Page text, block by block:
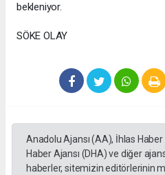
bekleniyor.
SÖKE OLAY
Anadolu Ajansı (AA), İhlas
Haber Ajansı (DHA) ve diğer
haberler, sitemizin editörlerinin